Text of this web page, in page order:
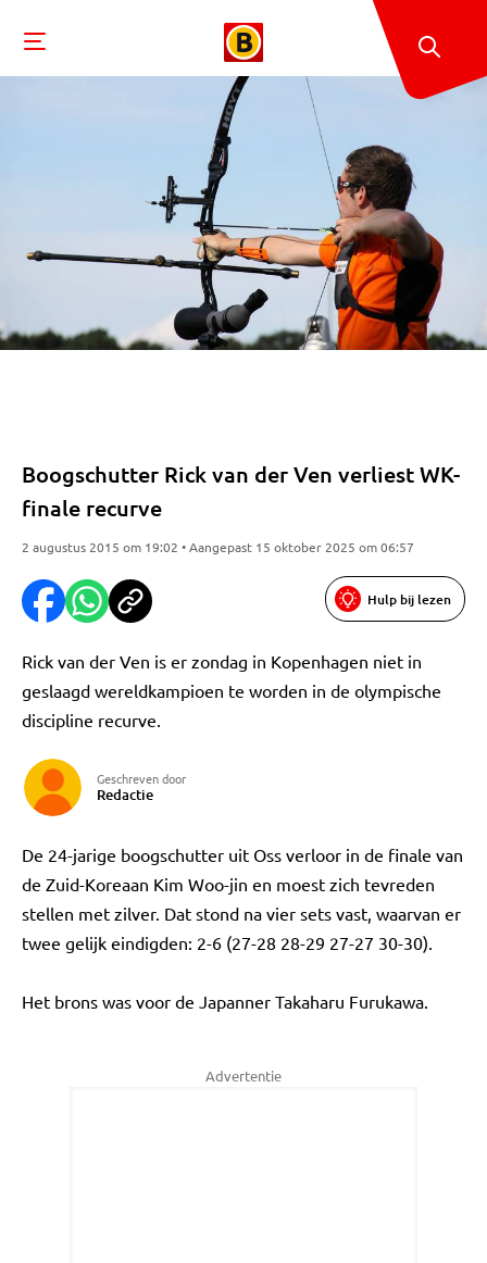
Boogschutter Rick van der Ven verliest WK-
finale recurve
2 augustus 2015 om 19:02 • Aangepast 15 oktober 2025 om 06:57
Hulp bij lezen
Rick van der Ven is er zondag in Kopenhagen niet in
geslaagd wereldkampioen te worden in de olympische
discipline recurve.
Geschreven door
Redactie
De 24-jarige boogschutter uit Oss verloor in de finale van
de Zuid-Koreaan Kim Woo-jin en moest zich tevreden
stellen met zilver. Dat stond na vier sets vast, waarvan er
twee gelijk eindigden: 2-6 (27-28 28-29 27-27 30-30).
Het brons was voor de Japanner Takaharu Furukawa.
Advertentie